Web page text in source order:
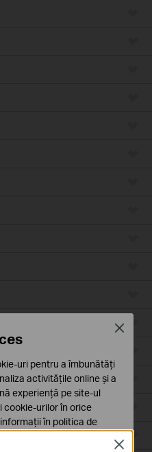
Close
uri pentru a îmbunătăți
activitățile online și a
experiență pe site-ul
cookie-urilor în orice
în politica de
Close